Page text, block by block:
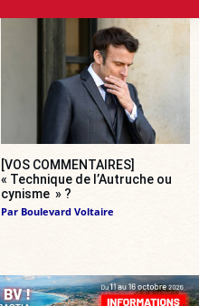
[VOS COMMENTAIRES]
« Technique de l’Autruche ou
cynisme » ?
Par Boulevard Voltaire